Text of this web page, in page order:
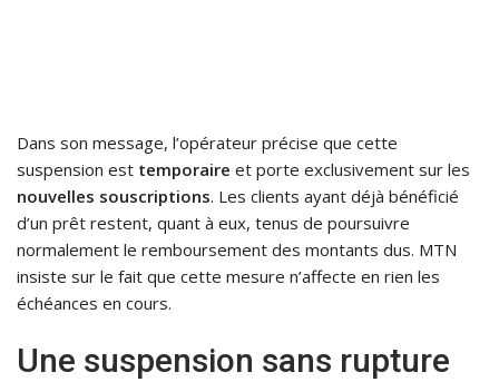
Dans son message, l’opérateur précise que cette
suspension est temporaire et porte exclusivement sur les
nouvelles souscriptions. Les clients ayant déjà bénéficié
d’un prêt restent, quant à eux, tenus de poursuivre
normalement le remboursement des montants dus. MTN
insiste sur le fait que cette mesure n’affecte en rien les
échéances en cours.
Une suspension sans rupture